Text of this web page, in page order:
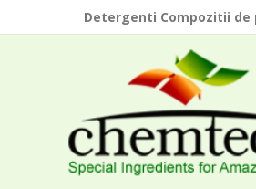
Detergenti Compozitii de